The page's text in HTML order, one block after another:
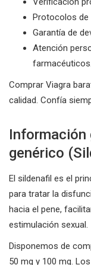
Protocolos de
Garantía de
Atención
farmacéuticos.
Comprar Viagra
calidad. Confía
Información
genérico
El sildenafil es el
para tratar la
hacia el pene,
estimulación sexual.
Disponemos de
50 mg y 100 mg.